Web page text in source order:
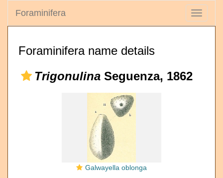
Toggle
Foraminifera
Foraminifera name details
Trigonulina Seguenza, 1862
Galwayella oblonga